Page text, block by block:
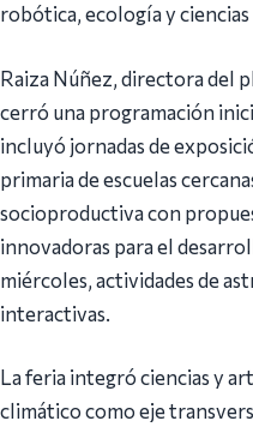
robótica, ecología y
Raiza Núñez, directora del
cerró una programación
incluyó jornadas de
primaria de escuelas
socioproductiva con
innovadoras para el
miércoles, actividades de
interactivas.
La feria integró ciencias y
climático como eje